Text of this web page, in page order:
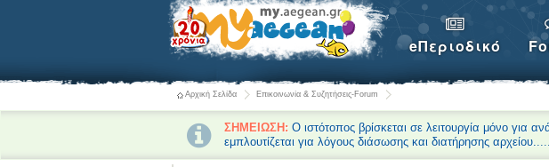
eΠεριοδικό
Αρχική Σελίδα Επικοινωνία & Συζητήσεις-Forum
ΣΗΜΕΙΩΣΗ: Ο ιστότοπος βρίσκεται σε λειτουργία μόνο για
εμπλουτίζεται για λόγους διάσωσης και διατήρησης αρχείου.....